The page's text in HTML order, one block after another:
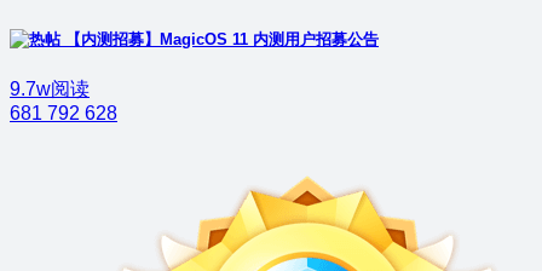
【内测招募】MagicOS 11 内测用户招募公告
9.7w阅读
681 792 628